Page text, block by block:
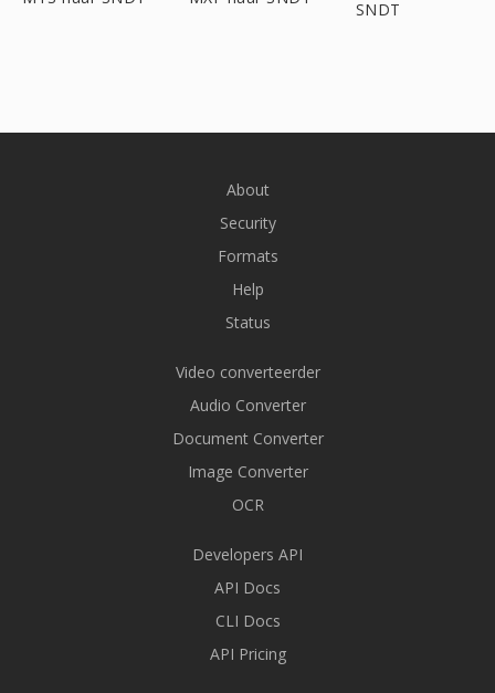
SNDT
About
Security
Formats
Help
Status
Video converteerder
Audio Converter
Document Converter
Image Converter
OCR
Developers API
API Docs
CLI Docs
API Pricing